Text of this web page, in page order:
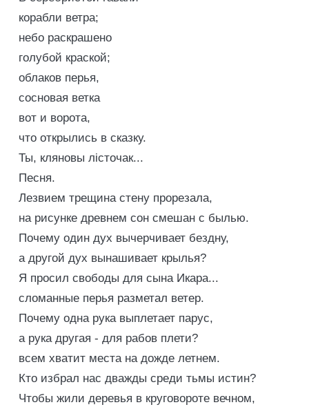
корабли ветра;
небо раскрашено
голубой краской;
облаков перья,
сосновая ветка
вот и ворота,
что открылись в сказку.
Ты, кляновы лiсточак...
Песня.
Лезвием трещина стену прорезала,
на рисунке древнем сон смешан с былью.
Почему один дух вычерчивает бездну,
а другой дух вынашивает крылья?
Я просил свободы для сына Икара...
сломанные перья разметал ветер.
Почему одна рука выплетает парус,
а рука другая - для рабов плети?
всем хватит места на дожде летнем.
Кто избрал нас дважды среди тьмы истин?
Чтобы жили деревья в круговороте вечном,